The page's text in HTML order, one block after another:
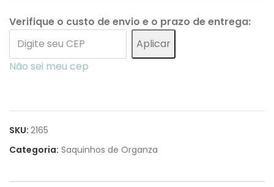
Verifique o custo de envio e o prazo de entrega:
Aplicar
Não sei meu cep
SKU: 2165
Categoria: Saquinhos de Organza